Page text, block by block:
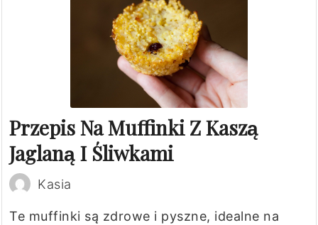
Przepis Na Muffinki Z Kaszą
Jaglaną I Śliwkami
Kasia
Te muffinki są zdrowe i pyszne, idealne na